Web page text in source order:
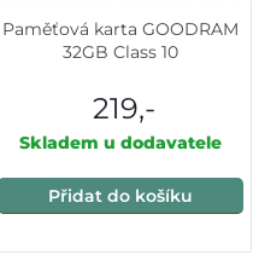
Paměťová karta GOODRAM
32GB Class 10
219,-
Skladem u dodavatele
Přidat do košíku